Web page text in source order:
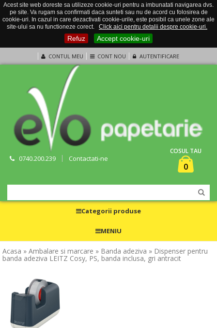
Acest site web doreste sa utilizeze cookie-uri pentru a imbunatati navigarea dvs.
pe site. Va rugam sa confirmati daca sunteti sau nu de acord cu folosirea de
cookie-uri. In cazul in care dezactivati cookie-urile, este posibil ca unele zone ale
site-ului sa nu functioneze corect.
Click aici pentru detalii despre cookie-uri.
Refuz Accept cookie-uri
CONTUL MEU CONT NOU AUTENTIFICARE
0740.200.239 Contactati-ne
COSUL TAU
0
Categorii produse
MENIU
Acasa » Ambalare si marcare » Banda adeziva » Dispenser pentru
banda adeziva LEITZ Cosy, PS, banda inclusa, gri antracit